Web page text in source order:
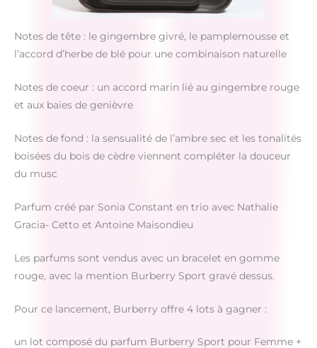
Notes de tête : le gingembre givré, le pamplemousse et
l’accord d’herbe de blé pour une combinaison naturelle
Notes de coeur : un accord marin lié au gingembre rouge
et aux baies de genièvre
Notes de fond : la sensualité de l’ambre sec et les tonalités
boisées du bois de cèdre viennent compléter la douceur
du musc
Parfum créé par Sonia Constant en trio avec Nathalie
Gracia- Cetto et Antoine Maisondieu
Les parfums sont vendus avec un bracelet en gomme
rouge, avec la mention Burberry Sport gravé dessus.
Pour ce lancement, Burberry offre 4 lots à gagner :
un lot composé du parfum Burberry Sport pour Femme +